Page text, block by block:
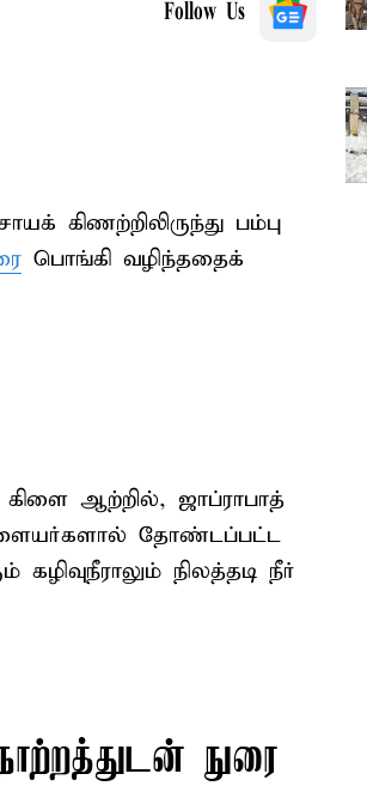
Follow Us
கிணற்றிலிருந்து பம்பு
பொங்கி வழிந்ததைக்
கிளை ஆற்றில், ஜாப்ராபாத்
தோண்டப்பட்ட
நிலத்தடி நீர்
நுரை